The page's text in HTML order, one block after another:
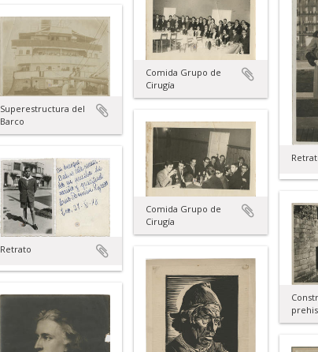
Comida Grupo de
Cirugía
Superestructura del
Barco
Comida Grupo de
Cirugía
Retrato